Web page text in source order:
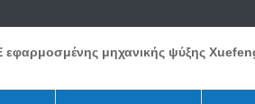
εφαρμοσμένης μηχανικής ψύξης